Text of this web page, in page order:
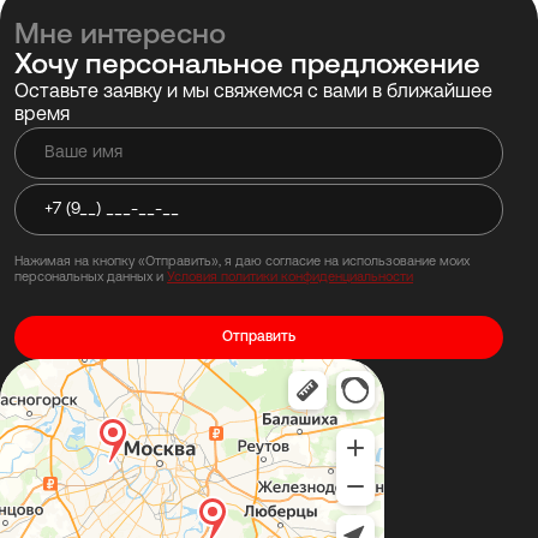
Мне интересно
Хочу персональное предложение
Оставьте заявку и мы свяжемся с вами в ближайшее
время
Нажимая на кнопку «Отправить», я даю согласие на использование моих
персональных данных и Условия политики конфиденциальности
Отправить